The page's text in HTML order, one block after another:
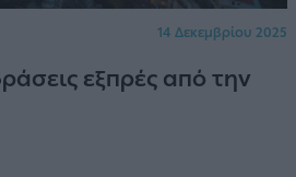
14 Δεκεμβρίου 2025
εξπρές από την